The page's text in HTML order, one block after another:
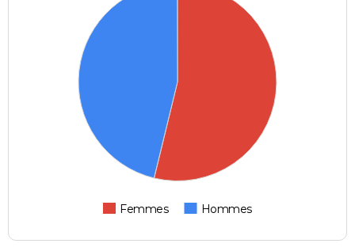
Femmes Hommes